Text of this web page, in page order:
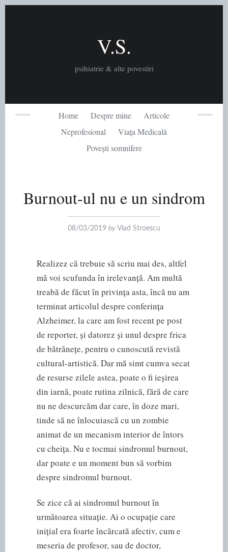
V.S.
psihiatrie & alte povestiri
Home Despre mine
Articole
Neprofesional
Viața Medicală
Povești somnifere
Burnout-ul nu e un sindrom
08/03/2019 by Vlad Stroescu
Realizez că trebuie să scriu mai des, altfel
mă voi scufunda în irelevanță. Am multă
treabă de făcut în privința asta, încă nu am
terminat articolul despre conferința
Alzheimer, la care am fost recent pe post
de reporter, și datorez și unul despre frica
de bătrânețe, pentru o cunoscută revistă
cultural-artistică. Dar mă simt cumva secat
de resurse zilele astea, poate o fi ieșirea
din iarnă, poate rutina zilnică, fără de care
nu ne descurcăm dar care, în doze mari,
tinde să ne înlocuiască cu un zombie
animat de un mecanism interior de întors
cu cheița. Nu e tocmai sindromul burnout,
dar poate e un moment bun să vorbim
despre sindromul burnout.
Se zice că ai sindromul burnout în
următoarea situație. Ai o ocupație care
inițial era foarte încărcată afectiv, cum e
meseria de profesor, sau de doctor,